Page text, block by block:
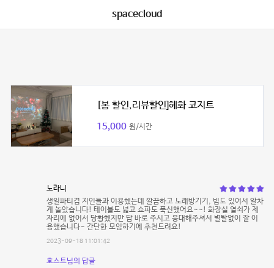
spacecloud
[봄 할인,리뷰할인]혜화 코지트
15,000 원/시간
노라니
생일파티겸 지인들과 이용했는데 깔끔하고 노래방기기, 빔도 있어서 알차
게 놀았습니다! 테이블도 넓고 쇼파도 푹신했어요~~! 화장실 열쇠가 제
자리에 없어서 당황했지만 답 바로 주시고 응대해주셔서 별탈없이 잘 이
용했습니다~ 간단한 모임하기에 추천드려요!
2023-09-18 11:01:42
호스트님의 답글